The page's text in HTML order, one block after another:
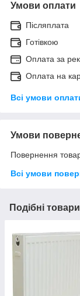
Умови оплати
Післяплата
Готівкою
Оплата за
Оплата на
Всі умови
Умови
Повернення
Всі умови
Подібні